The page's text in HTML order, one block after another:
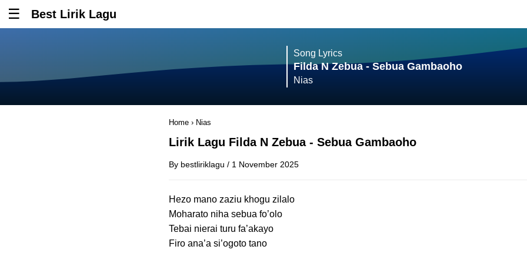
Tombol untuk membuka atau menutup menu
Best Lirik Lagu
Song Lyrics
Filda N Zebua - Sebua Gambaoho
Nias
Home › Nias
Lirik Lagu Filda N Zebua - Sebua Gambaoho
By bestliriklagu / 1 November 2025
Hezo mano zaziu khogu zilalo
Moharato niha sebua fo’olo
Tebai nierai turu fa’akayo
Firo ana’a si’ogoto tano